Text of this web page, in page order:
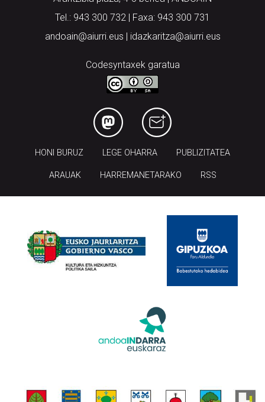
Tel.: 943 300 732 | Faxa: 943 300 731
andoain@aiurri.eus | idazkaritza@aiurri.eus
Codesyntaxek garatua
HONI BURUZ LEGE OHARRA PUBLIZITATEA
ARAUAK HARREMANETARAKO RSS